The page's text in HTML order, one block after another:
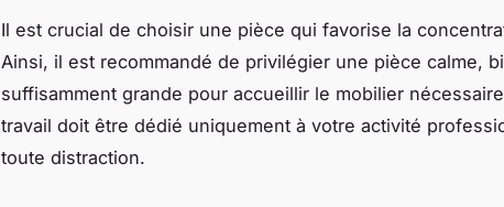
Il est crucial de choisir une pièce qui favorise la
Ainsi, il est recommandé de privilégier une pièce calme,
suffisamment grande pour accueillir le mobilier
travail doit être dédié uniquement à votre activité
toute distraction.